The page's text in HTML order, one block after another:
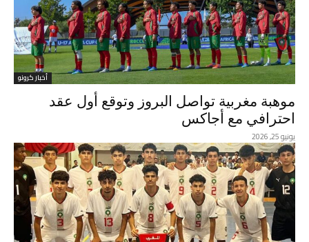
أخبار كرونو
موهبة مغربية تواصل البروز وتوقع أول عقد
احترافي مع أجاكس
يونيو 25, 2026